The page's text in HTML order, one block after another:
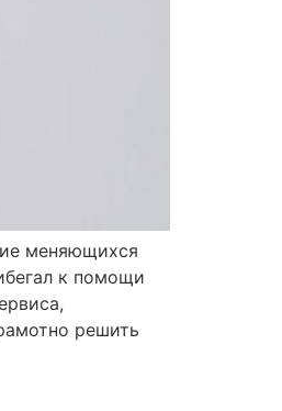
меняющихся
к помощи
решить